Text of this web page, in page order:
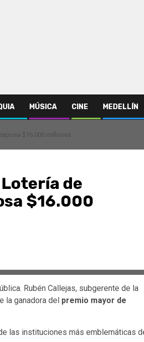
MÚSICA CINE MEDELLÍN
$16.000 millones
de
$16.000
Rubén Callejas, subgerente de la
la ganadora del premio mayor de
las instituciones más emblemáticas